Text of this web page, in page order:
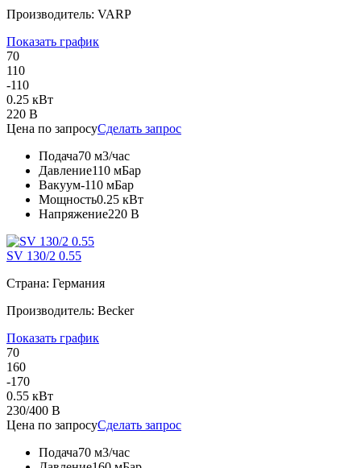
Производитель: VARP
Показать график
70
110
-110
0.25 кВт
220 В
Цена по запросуСделать запрос
Подача70 м3/час
Давление110 мБар
Вакуум-110 мБар
Мощность0.25 кВт
Напряжение220 В
SV 130/2 0.55
Страна: Германия
Производитель: Becker
Показать график
70
160
-170
0.55 кВт
230/400 В
Цена по запросуСделать запрос
Подача70 м3/час